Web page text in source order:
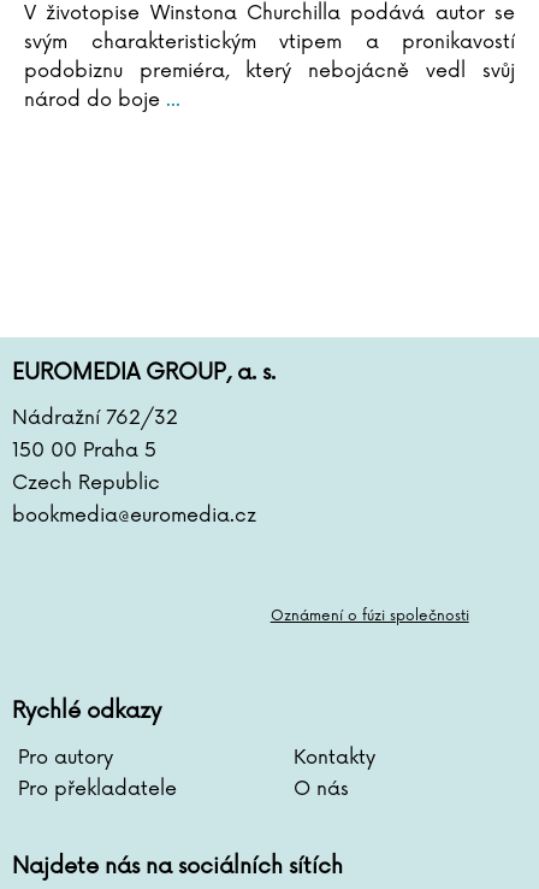
V životopise Winstona Churchilla podává autor se
svým charakteristickým vtipem a pronikavostí
podobiznu premiéra, který nebojácně vedl svůj
národ do boje ...
EUROMEDIA GROUP, a. s.
Nádražní 762/32
150 00 Praha 5
Czech Republic
bookmedia@euromedia.cz
Oznámení o fúzi společnosti
Rychlé odkazy
Pro autory
Kontakty
Pro překladatele
O nás
Najdete nás na sociálních sítích